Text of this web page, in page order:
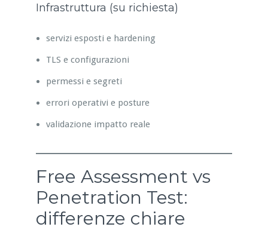
Infrastruttura (su richiesta)
servizi esposti e hardening
TLS e configurazioni
permessi e segreti
errori operativi e posture
validazione impatto reale
Free Assessment vs
Penetration Test:
differenze chiare